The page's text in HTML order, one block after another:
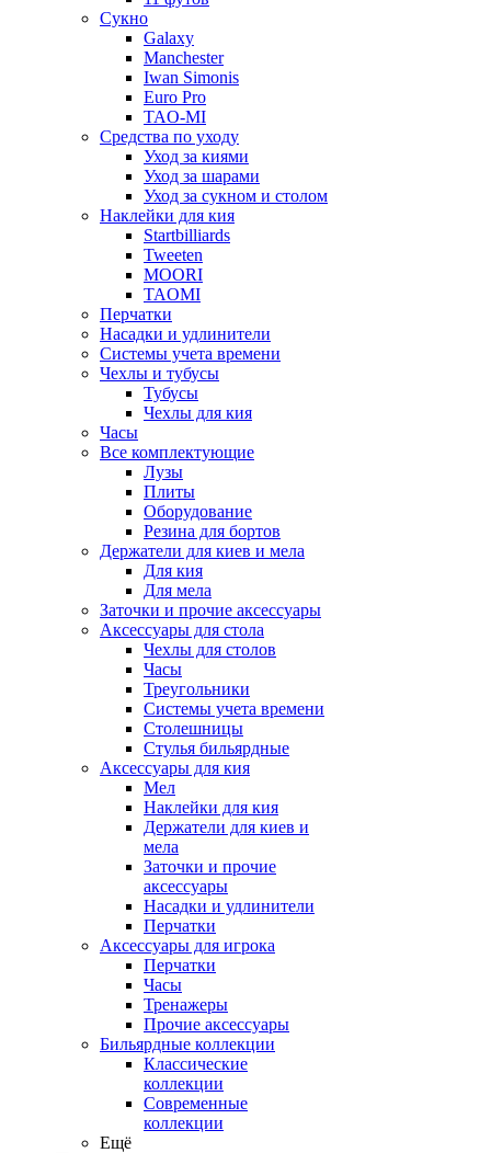
Сукно
Galaxy
Manchester
Iwan Simonis
Euro Pro
TAO-MI
Средства по уходу
Уход за киями
Уход за шарами
Уход за сукном и столом
Наклейки для кия
Startbilliards
Tweeten
MOORI
TAOMI
Перчатки
Насадки и удлинители
Системы учета времени
Чехлы и тубусы
Тубусы
Чехлы для кия
Часы
Все комплектующие
Лузы
Плиты
Оборудование
Резина для бортов
Держатели для киев и мела
Для кия
Для мела
Заточки и прочие аксессуары
Аксессуары для стола
Чехлы для столов
Часы
Треугольники
Системы учета времени
Столешницы
Стулья бильярдные
Аксессуары для кия
Мел
Наклейки для кия
Держатели для киев и
мела
Заточки и прочие
аксессуары
Насадки и удлинители
Перчатки
Аксессуары для игрока
Перчатки
Часы
Тренажеры
Прочие аксессуары
Бильярдные коллекции
Классические
коллекции
Современные
коллекции
Ещё